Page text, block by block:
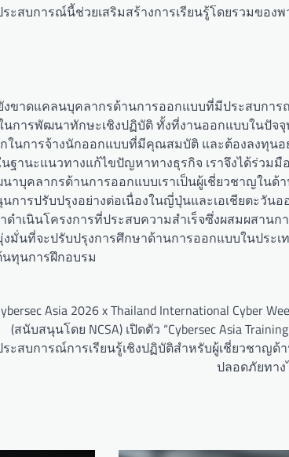
ะสบการณ์นี้ช่วยเสริมสร้างการเรียนรู้โดยรวมของพ
ยังขาดแคลนบุคลากรด้านการออกแบบที่มีประสบกา
ารพัฒนาทักษะเชิงปฏิบัติ ทั้งที่งานออกแบบในปัจ
ในการจ้างนักออกแบบที่มีคุณสมบัติ และต้องลงทุนอ
านะแนวทางแก้ไขปัญหาทางธุรกิจ เราจึงได้ร่วมมื
บุคลากรด้านการออกแบบเราเป็นผู้เชี่ยวชาญในด้า
ารปรับปรุงอย่างต่อเนื่องในญี่ปุ่นและเอเชียตะวันอ
ำเนินโครงการที่ประสบความสำเร็จซึ่งผสมผสานก
มั่นที่จะปรับปรุงการศึกษาด้านการออกแบบในประ
ทุนการฝึกอบรม
Asia 2026 x Thailand International Cyber
(สนับสนุนโดย NCSA) เปิดตัว “Cybersec Asia
ะสบการณ์การเรียนรู้เชิงปฏิบัติสำหรับผู้เชี่ยวชาญด้
ปลอดภัยทาง